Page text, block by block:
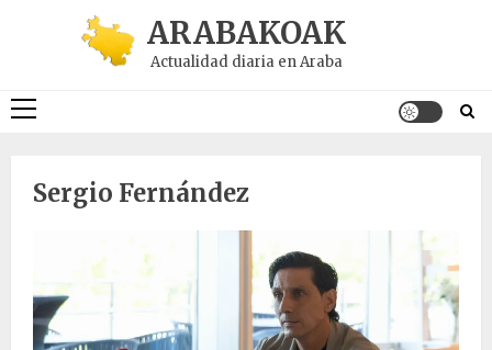
ARABAKOAK
Actualidad diaria en Araba
Menú
Sergio Fernández